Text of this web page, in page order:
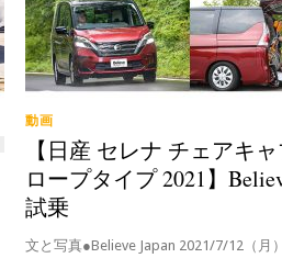
動画
【日産 セレナ チェアキ
ロープタイプ 2021】
試乗
文と写真●Believe Japan 2021/7/12（